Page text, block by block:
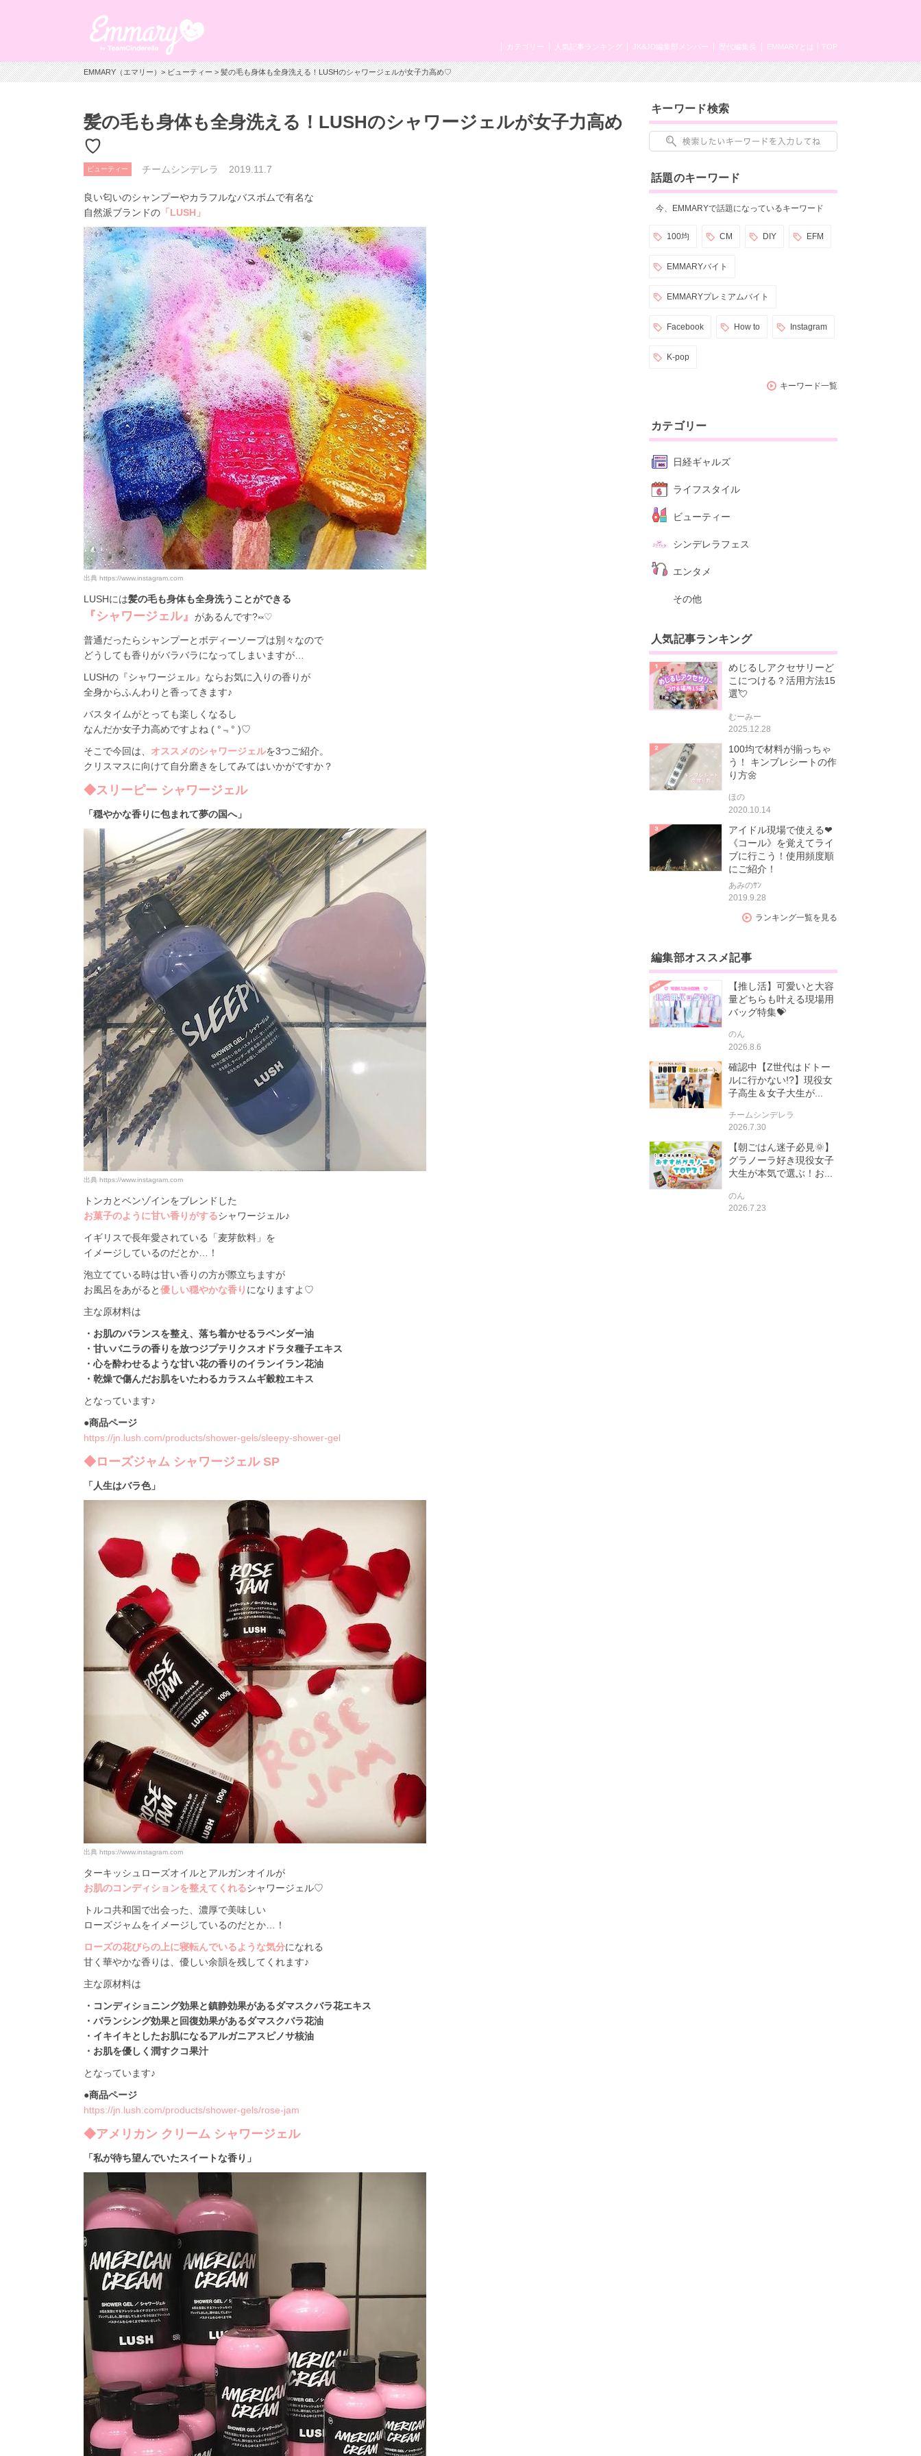
TOP
EMMARYとは
歴代編集長
JK&JD編集部メンバー
人気記事ランキング
カテゴリー
EMMARY（エマリー）>ビューティー> 髪の毛も身体も全身洗える！LUSHのシャワージェルが女子力高め♡
髪の毛も身体も全身洗える！LUSHのシャワージェルが女子力高め
♡
ビューティー チームシンデレラ 2019.11.7
良い匂いのシャンプーやカラフルなバスボムで有名な
自然派ブランドの 「LUSH」
出典 https://www.instagram.com
LUSHには髪の毛も身体も全身洗うことができる
『シャワージェル』 があるんです?༞♡
普通だったらシャンプーとボディーソープは別々なので
どうしても香りがバラバラになってしまいますが…
LUSHの『シャワージェル』ならお気に入りの香りが
全身からふんわりと香ってきます♪
バスタイムがとっても楽しくなるし
なんだか女子力高めですよね ( °﹃° )♡
そこで今回は、 オススメのシャワージェルを3つご紹介。
クリスマスに向けて自分磨きをしてみてはいかがですか？
◆スリーピー シャワージェル
「穏やかな香りに包まれて夢の国へ」
出典 https://www.instagram.com
トンカとベンゾインをブレンドした
お菓子のように甘い香りがするシャワージェル♪
イギリスで長年愛されている「麦芽飲料」を
イメージしているのだとか…！
泡立てている時は甘い香りの方が際立ちますが
お風呂をあがると優しい穏やかな香り になりますよ♡
主な原材料は
・お肌のバランスを整え、落ち着かせるラベンダー油
・甘いバニラの香りを放つジプテリクスオドラタ種子エキス
・心を酔わせるような甘い花の香りのイランイラン花油
・乾燥で傷んだお肌をいたわるカラスムギ穀粒エキス
となっています♪
●商品ページ
https://jn.lush.com/products/shower-gels/sleepy-shower-gel
◆ローズジャム シャワージェル SP
「人生はバラ色」
出典 https://www.instagram.com
ターキッシュローズオイルとアルガンオイルが
お肌のコンディションを整えてくれるシャワージェル♡
トルコ共和国で出会った、濃厚で美味しい
ローズジャムをイメージしているのだとか…！
ローズの花びらの上に寝転んでいるような気分になれる
甘く華やかな香りは、優しい余韻を残してくれます♪
主な原材料は
・コンディショニング効果と鎮静効果があるダマスクバラ花エキス
・バランシング効果と回復効果があるダマスクバラ花油
・イキイキとしたお肌になるアルガニアスピノサ核油
・お肌を優しく潤すクコ果汁
となっています♪
●商品ページ
https://jn.lush.com/products/shower-gels/rose-jam
◆アメリカン クリーム シャワージェル
「私が待ち望んでいたスイートな香り」
キーワード検索
話題のキーワード
今、EMMARYで話題になっているキーワード
100均 CM DIY EFM
EMMARYバイト
EMMARYプレミアムバイト
Facebook How to Instagram
K-pop
キーワード一覧
カテゴリー
日経ギャルズ
ライフスタイル
ビューティー
シンデレラフェス
エンタメ
その他
人気記事ランキング
めじるしアクセサリーど
こにつける？活用方法15
選💘
むーみー
2025.12.28
100均で材料が揃っちゃ
う！ キンブレシートの作
り方🌼
ほの
2020.10.14
アイドル現場で使える❤
《コール》を覚えてライ
ブに行こう！使用頻度順
にご紹介！
あみのｻﾝ
2019.9.28
ランキング一覧を見る
編集部オススメ記事
【推し活】可愛いと大容
量どちらも叶える現場用
バッグ特集💝
のん
2026.8.6
確認中【Z世代はドトー
ルに行かない!?】現役女
子高生＆女子大生が...
チームシンデレラ
2026.7.30
【朝ごはん迷子必見🌞】
グラノーラ好き現役女子
大生が本気で選ぶ！お...
のん
2026.7.23